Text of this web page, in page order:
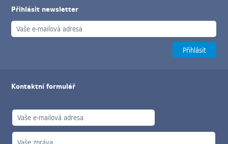
Přihlásit newsletter
Kontaktní formulář